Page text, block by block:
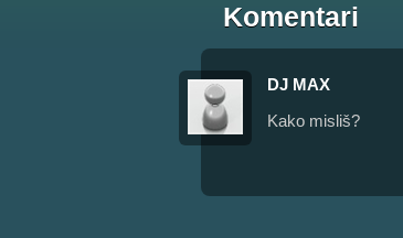
Komentari
DJ MAX
Kako misliš?